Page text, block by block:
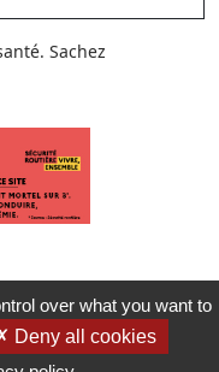
Sachez
over what you want to
Deny all cookies